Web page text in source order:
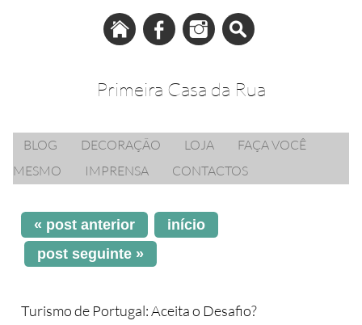
Primeira Casa da Rua
BLOG DECORAÇÃO LOJA
FAÇA VOCÊ
MESMO
IMPRENSA CONTACTOS
« post anterior
início
post seguinte »
Turismo de Portugal: Aceita o Desafio?